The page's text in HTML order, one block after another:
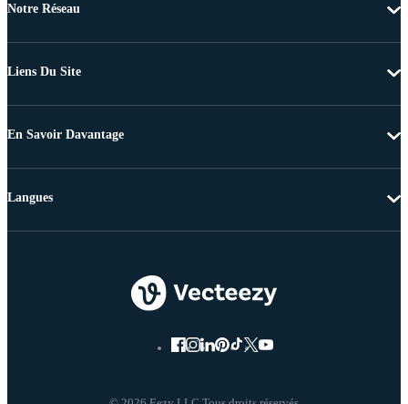
Notre Réseau
Liens Du Site
En Savoir Davantage
Langues